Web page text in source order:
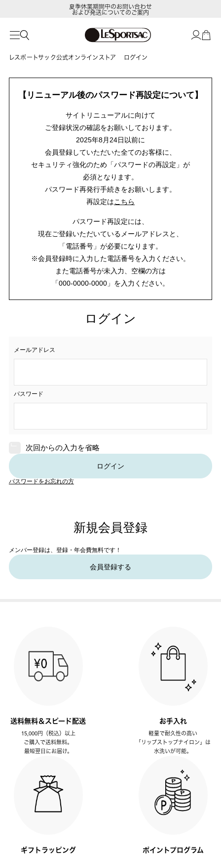
夏季休業期間中のお問い合わせ
および発送についてのご案内
レスポートサック公式オンラインストア ログイン
【リニューアル後のパスワード再設定について】
サイトリニューアルに向けて
ご登録状況の確認をお願いしております。
2025年8月24日以前に
会員登録していただいた全てのお客様に、
セキュリティ強化のため「パスワードの再設定」が
必須となります。
パスワード再発行手続きをお願いします。
再設定はこちら
パスワード再設定には、
現在ご登録いただいているメールアドレスと、
「電話番号」が必要になります。
※会員登録時に入力した電話番号を入力ください。
また電話番号が未入力、空欄の方は
「000-0000-0000」を入力ください。
ログイン
メールアドレス
パスワード
次回からの入力を省略
ログイン
パスワードをお忘れの方
新規会員登録
メンバー登録は、登録・年会費無料です！
会員登録する
送料無料＆スピード配送
15,000円（税込）以上
ご購入で送料無料。
最短翌日にお届け。
お手入れ
軽量で耐久性の高い
「リップストップナイロン」は
水洗いが可能。
ギフトラッピング ポイントプログラム